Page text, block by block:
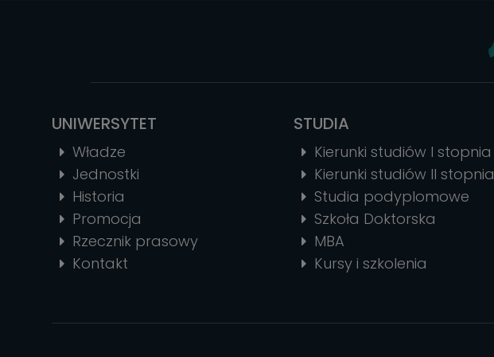
UNIWERSYTET
Władze
Jednostki
Historia
Promocja
Rzecznik prasowy
Kontakt
STUDIA
Kierunki studiów I stopnia
Kierunki studiów II stopnia
Studia podyplomowe
Szkoła Doktorska
MBA
Kursy i szkolenia